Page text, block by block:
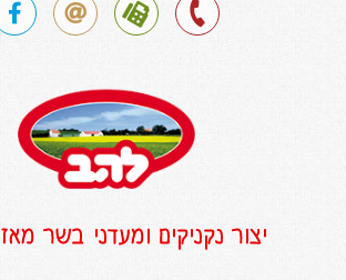
יצור נקניקים ומעדני בשר מאז 1965